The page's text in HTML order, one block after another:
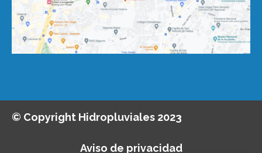
© Copyright Hidropluviales 2023
Aviso de privacidad